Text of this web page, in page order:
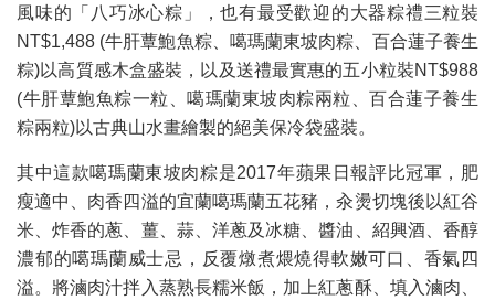
風味的「八巧冰心粽」，也有最受歡迎的大器粽禮三粒裝
NT$1,488 (牛肝蕈鮑魚粽、噶瑪蘭東坡肉粽、百合蓮子養生
粽)以高質感木盒盛裝，以及送禮最實惠的五小粒裝NT$988
(牛肝蕈鮑魚粽一粒、噶瑪蘭東坡肉粽兩粒、百合蓮子養生
粽兩粒)以古典山水畫繪製的絕美保冷袋盛裝。
其中這款噶瑪蘭東坡肉粽是2017年蘋果日報評比冠軍，肥
瘦適中、肉香四溢的宜蘭噶瑪蘭五花豬，汆燙切塊後以紅谷
米、炸香的蔥、薑、蒜、洋蔥及冰糖、醬油、紹興酒、香醇
濃郁的噶瑪蘭威士忌，反覆燉煮煨燒得軟嫩可口、香氣四
溢。將滷肉汁拌入蒸熟長糯米飯，加上紅蔥酥、填入滷肉、